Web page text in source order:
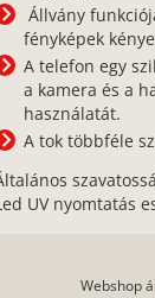
Állvány
fényképek
A telefon egy
a kamera és a
használatát.
A tok többféle
UV nyomtatás
Webshop